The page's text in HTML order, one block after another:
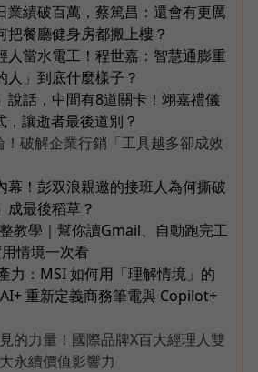
業績破百萬，蔡篤昌：還會有更厲
把餐廳健身房都搬上樓？
人當水電工！程世嘉：智慧通膨重
人」到底什麼樣子？
說話，中間有8道關卡！翊嘉禮儀
讓逝者最後道別？
破解企業行銷「工具越多卻成效
幕！彭双浪親邀的接班人為何撕破
成最後稻草？
教學｜幫你讀Gmail、自動跑完工
情境一次看
力：MSI 如何用「理解情境」的
重新定義商務筆電與 Copilot+
的力量！國際品牌X百大經理人雙
永續價值影響力